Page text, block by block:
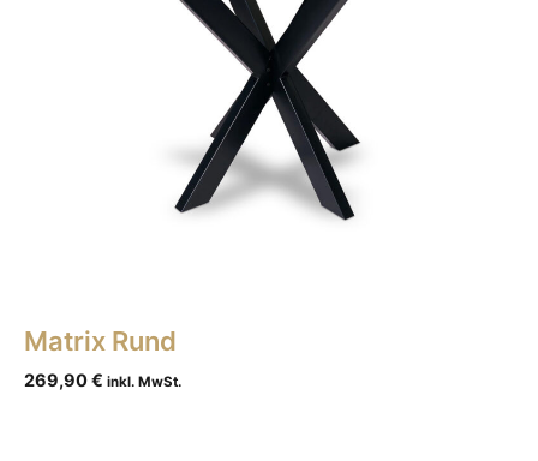
Matrix Rund
269,90€ inkl. MwSt.